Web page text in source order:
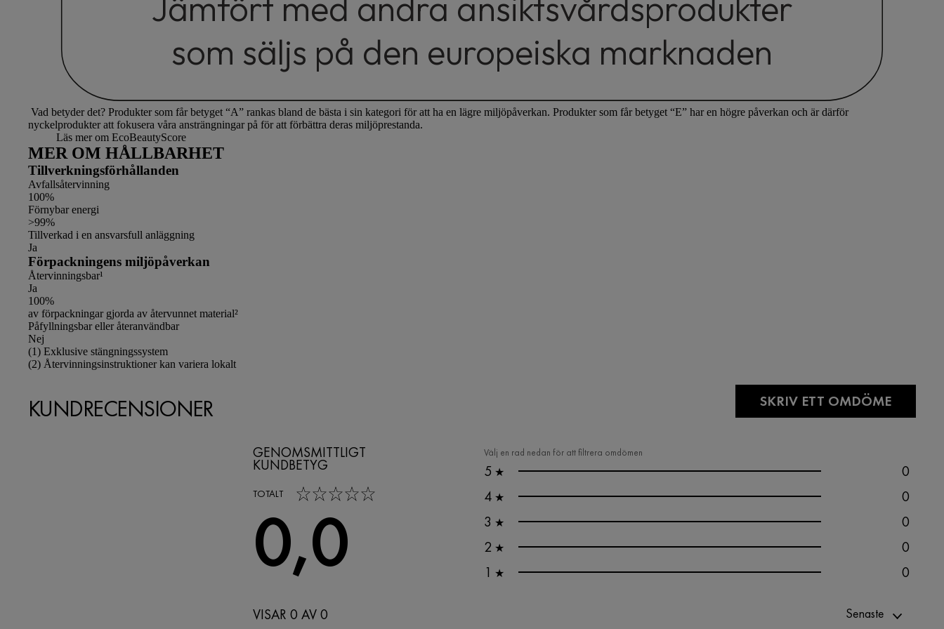
som säljs på den europeiska marknaden
Vad betyder det? Produkter som får betyget “A” rankas bland de bästa i sin kategori för att ha en lägre miljöpåverkan. Produkter som får betyget “E” har en högre påverkan och är därför
nyckelprodukter att fokusera våra ansträngningar på för att förbättra deras miljöprestanda.
Läs mer om EcoBeautyScore
MER OM HÅLLBARHET
Tillverkningsförhållanden
Avfallsåtervinning
100%
Förnybar energi
>99%
Tillverkad i en ansvarsfull anläggning
Ja
Förpackningens miljöpåverkan
Återvinningsbar¹
Ja
100%
av förpackningar gjorda av återvunnet material²
Påfyllningsbar eller återanvändbar
Nej
Footnotes
(1) Exklusive stängningssystem
(2) Återvinningsinstruktioner kan variera lokalt
KUNDRECENSIONER SKRIV ETT OMDÖME
Välj en rad nedan för att filtrera omdömen
5 ★
0
4 ★
0
3 ★
0
2 ★
0
1 ★ 0
GENOMSMITTLIGT
KUNDBETYG
TOTALT
0,0 out of 5 stars
0,0
VISAR 0 AV 0 Senaste